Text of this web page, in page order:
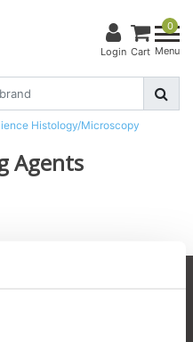
Login
0
Cart Menu
Histology/Microscopy
Agents